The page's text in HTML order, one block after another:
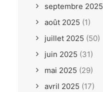
septembre 2025
août 2025 (1)
juillet 2025 (50)
juin 2025 (31)
mai 2025 (29)
avril 2025 (17)